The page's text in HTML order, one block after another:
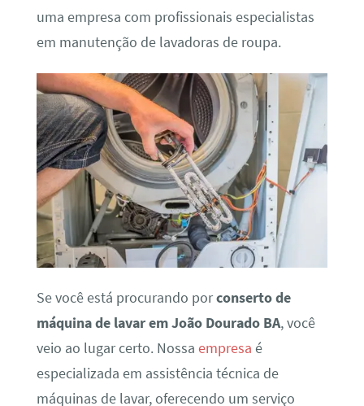
uma empresa com profissionais especialistas
em manutenção de lavadoras de roupa.
Se você está procurando porconserto de
máquina de lavar em João Dourado BA, você
veio ao lugar certo. Nossa empresa é
especializada em assistência técnica de
máquinas de lavar, oferecendo um serviço